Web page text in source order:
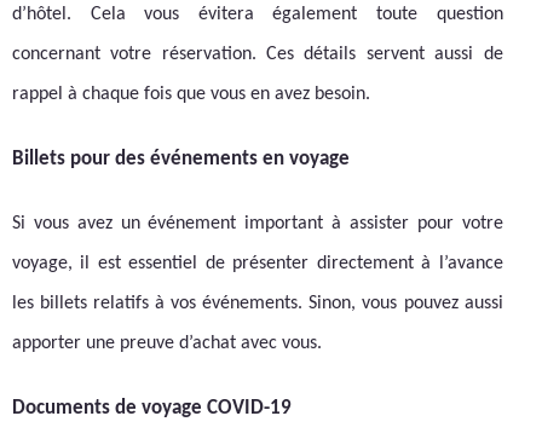
d’hôtel. Cela vous évitera également toute question
concernant votre réservation. Ces détails servent aussi de
rappel à chaque fois que vous en avez besoin.
Billets pour des événements en voyage
Si vous avez un événement important à assister pour votre
voyage, il est essentiel de présenter directement à l’avance
les billets relatifs à vos événements. Sinon, vous pouvez aussi
apporter une preuve d’achat avec vous.
Documents de voyage COVID-19